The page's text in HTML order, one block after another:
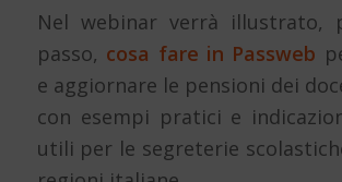
Nel webinar verrà illustrato,
passo, cosa fare in Passweb
e aggiornare le pensioni dei
con esempi pratici e
utili per le segreterie